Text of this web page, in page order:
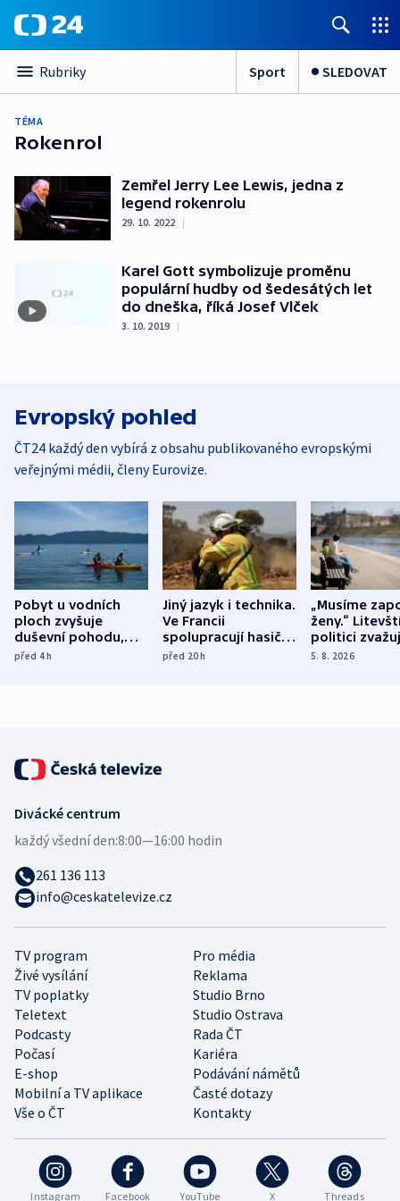
Rubriky Sport SLEDOVAT
TÉMA
Rokenrol
Zemřel Jerry Lee Lewis, jedna z
legend rokenrolu
29. 10. 2022 |
Karel Gott symbolizuje proměnu
populární hudby od šedesátých let
do dneška, říká Josef Vlček
3. 10. 2019 |
Evropský pohled
ČT24 každý den vybírá z obsahu publikovaného evropskými
veřejnými médii, členy Eurovize.
Pobyt u vodních
ploch zvyšuje
duševní pohodu,
ukázala
před 4h
Jiný jazyk i technika.
Ve Francii
spolupracují hasiči z
různých zemí
před 20h
„Musíme
ženy.“
politici
dohodu o
5. 8. 2026
Instagram Facebook YouTube X Threads
TV program
Pro média
Živé vysílání
Reklama
TV poplatky
Studio Brno
Teletext
Studio Ostrava
Podcasty
Rada ČT
Počasí
Kariéra
E-shop
Podávání námětů
Mobilní a TV aplikace
Časté dotazy
Vše o ČT
Kontakty
Divácké centrum
každý všední den:8:00—16:00 hodin
261 136 113
info@ceskatelevize.cz